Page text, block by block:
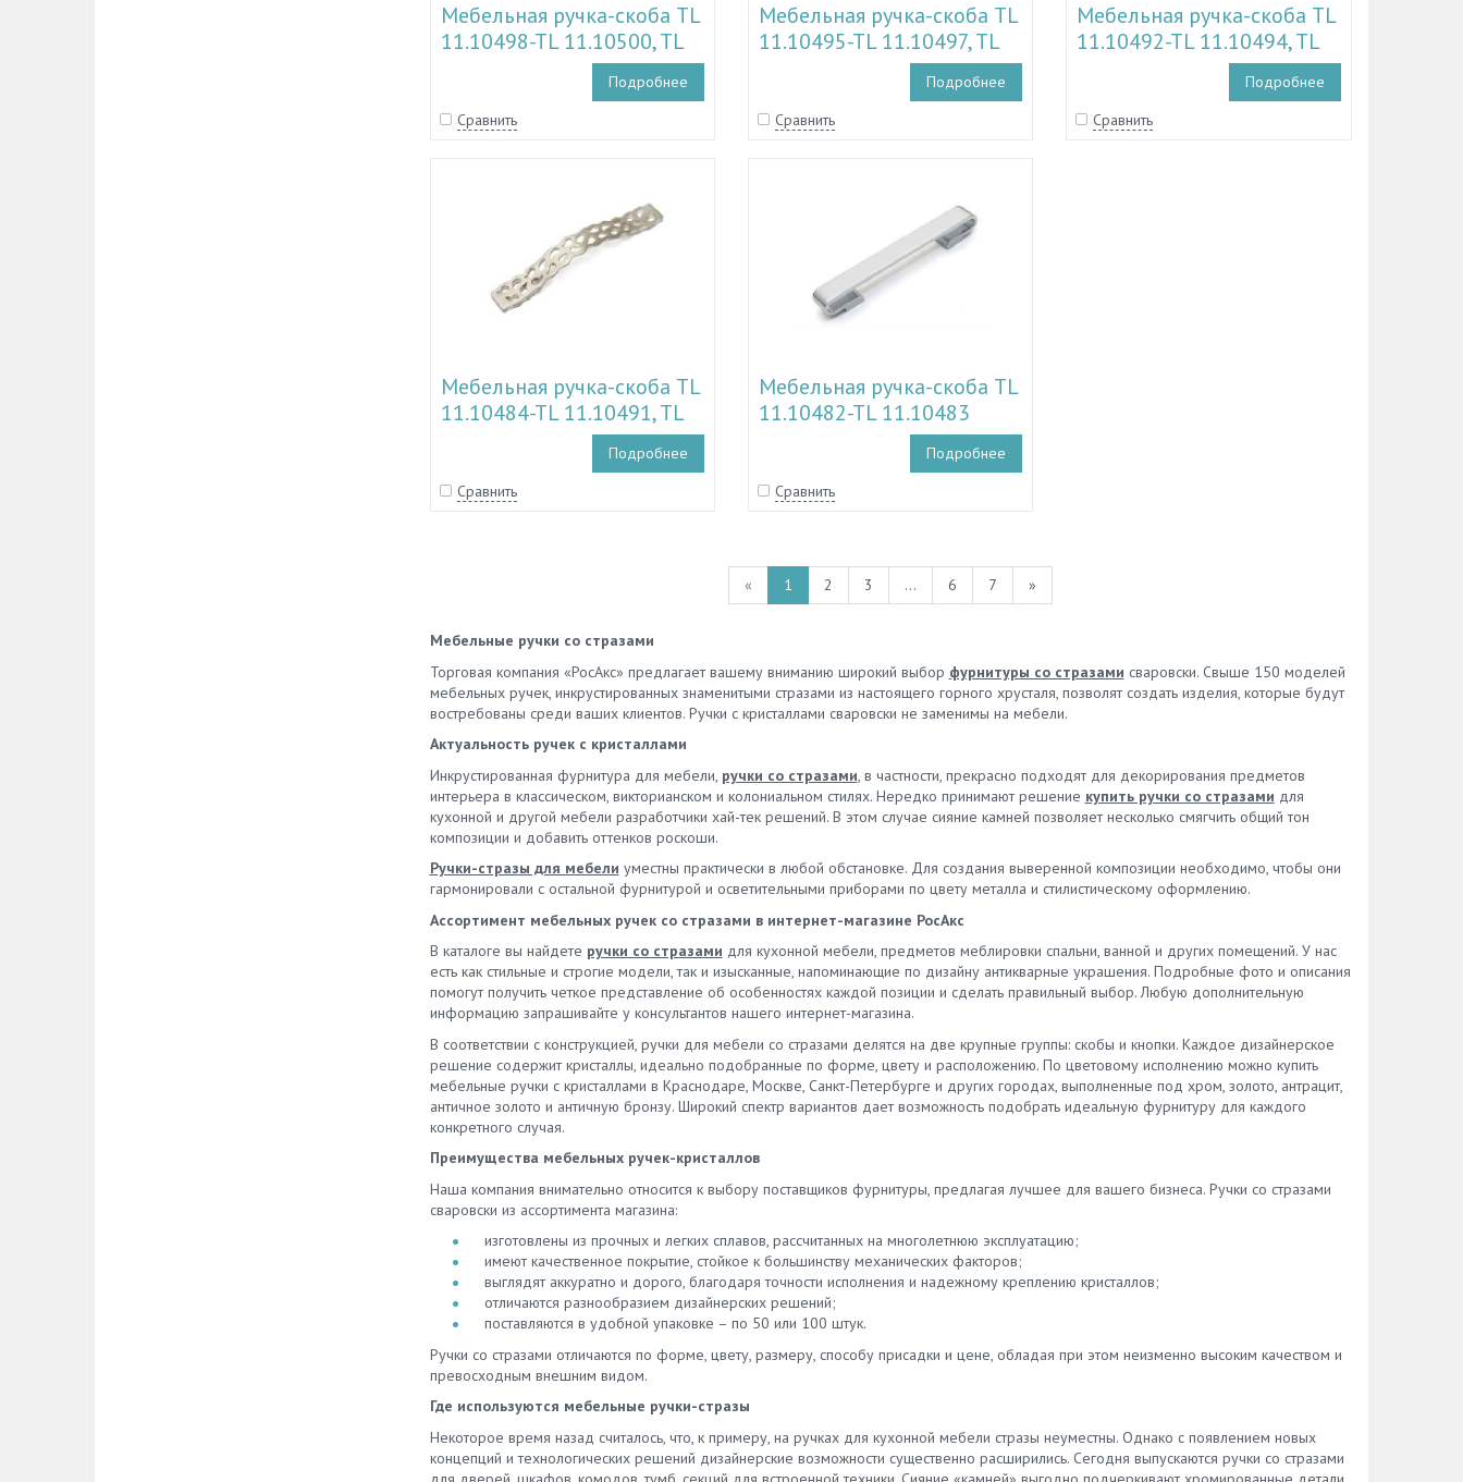
Мебельная ручка-скоба TL
11.10498-TL 11.10500, TL
Подробнее
Сравнить
Мебельная ручка-скоба TL
11.10495-TL 11.10497, TL
Подробнее
Сравнить
Мебельная ручка-скоба TL
11.10492-TL 11.10494, TL
Подробнее
Сравнить
Мебельная ручка-скоба TL
11.10484-TL 11.10491, TL
11.11071-TL 11.11074
Подробнее
Сравнить
Мебельная ручка-скоба TL
11.10482-TL 11.10483
Подробнее
Сравнить
« 1 2 3 ... 6 7 »
Мебельные ручки со стразами
Торговая компания «РосАкс» предлагает вашему вниманию широкий выбор фурнитуры со стразами сваровски. Свыше 150 моделей
мебельных ручек, инкрустированных знаменитыми стразами из настоящего горного хрусталя, позволят создать изделия, которые будут
востребованы среди ваших клиентов. Ручки с кристаллами сваровски не заменимы на мебели.
Актуальность ручек с кристаллами
Инкрустированная фурнитура для мебели, ручки со стразами , в частности, прекрасно подходят для декорирования предметов
интерьера в классическом, викторианском и колониальном стилях. Нередко принимают решение купить ручки со стразами для
кухонной и другой мебели разработчики хай-тек решений. В этом случае сияние камней позволяет несколько смягчить общий тон
композиции и добавить оттенков роскоши.
Ручки-стразы для мебели уместны практически в любой обстановке. Для создания выверенной композиции необходимо, чтобы они
гармонировали с остальной фурнитурой и осветительными приборами по цвету металла и стилистическому оформлению.
Ассортимент мебельных ручек со стразами в интернет-магазине РосАкс
В каталоге вы найдете ручки со стразами для кухонной мебели, предметов меблировки спальни, ванной и других помещений. У нас
есть как стильные и строгие модели, так и изысканные, напоминающие по дизайну антикварные украшения. Подробные фото и описания
помогут получить четкое представление об особенностях каждой позиции и сделать правильный выбор. Любую дополнительную
информацию запрашивайте у консультантов нашего интернет-магазина.
В соответствии с конструкцией, ручки для мебели со стразами делятся на две крупные группы: скобы и кнопки. Каждое дизайнерское
решение содержит кристаллы, идеально подобранные по форме, цвету и расположению. По цветовому исполнению можно купить
мебельные ручки с кристаллами в Краснодаре, Москве, Санкт-Петербурге и других городах, выполненные под хром, золото, антрацит,
античное золото и античную бронзу. Широкий спектр вариантов дает возможность подобрать идеальную фурнитуру для каждого
конкретного случая.
Преимущества мебельных ручек-кристаллов
Наша компания внимательно относится к выбору поставщиков фурнитуры, предлагая лучшее для вашего бизнеса. Ручки со стразами
сваровски из ассортимента магазина:
изготовлены из прочных и легких сплавов, рассчитанных на многолетнюю эксплуатацию;
имеют качественное покрытие, стойкое к большинству механических факторов;
выглядят аккуратно и дорого, благодаря точности исполнения и надежному креплению кристаллов;
отличаются разнообразием дизайнерских решений;
поставляются в удобной упаковке – по 50 или 100 штук.
Ручки со стразами отличаются по форме, цвету, размеру, способу присадки и цене, обладая при этом неизменно высоким качеством и
превосходным внешним видом.
Где используются мебельные ручки-стразы
Некоторое время назад считалось, что, к примеру, на ручках для кухонной мебели стразы неуместны. Однако с появлением новых
концепций и технологических решений дизайнерские возможности существенно расширились. Сегодня выпускаются ручки со стразами